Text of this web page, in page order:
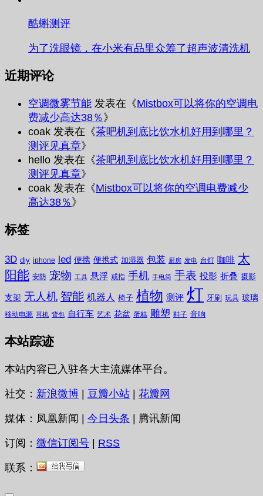
酷蝌测评
为了洗眼镜，在小米有品里众筹了超声波清洗机
近期评论
空调微雾节能 发表在《Mistbox可以将你的空调电
费减少高达38％ 》
coak 发表在《茶吧机到底比饮水机好用到哪里？
测评见真章》
hello 发表在《茶吧机到底比饮水机好用到哪里？
测评见真章》
coak 发表在《Mistbox可以将你的空调电费减少
高达38％ 》
标签
3D diy iphone led 便携 便携式 加湿器 包装 厨房 发电 台灯 咖啡 太
阳能 安防 宠物 工具 悬浮 戒指 手机 手电筒 手表 投影 折叠 摄影
支架 无人机 智能 机器人 椅子 植物 测评 灯 牙刷 玩具 玻璃
移动电源 耳机 背包 自行车 艺术 花盆 蛋糕 雕塑 鞋子 音响
本站踪迹
本站内容已入驻各大主流媒体平台。
社交： 新浪微博 | 豆瓣小站 | 花瓣网
媒体：凤凰新闻 | 今日头条 | 腾讯新闻
订阅： 微信订阅号 | RSS
联系：